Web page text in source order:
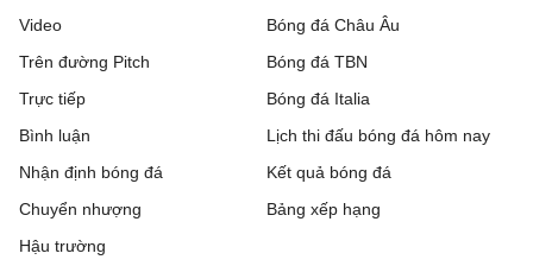
Video
Trên đường Pitch
Trực tiếp
Bóng đá Châu Âu
Bóng đá TBN
Bóng đá Italia
Bình luận
Nhận định bóng đá
Chuyển nhượng
Hậu trường
Lịch thi đấu bóng đá hôm nay
Kết quả bóng đá
Bảng xếp hạng